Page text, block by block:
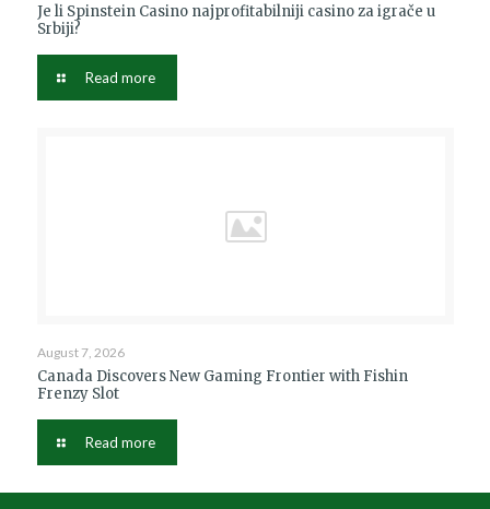
Je li Spinstein Casino najprofitabilniji casino za igrače u
Srbiji?
Read more
August 7, 2026
Canada Discovers New Gaming Frontier with Fishin
Frenzy Slot
Read more